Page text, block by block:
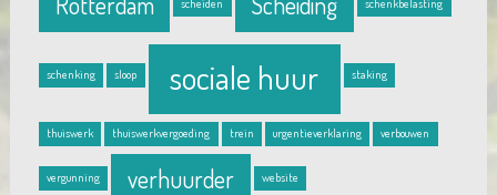
scheiden schenkbelasting
schenking sloop sociale huur staking
thuiswerk thuiswerkvergoeding trein urgentieverklaring verbouwen
vergunning verhuurder website